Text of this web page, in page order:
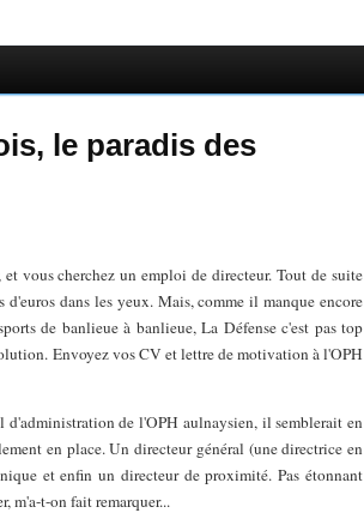
le paradis des
vous cherchez un emploi de directeur. Tout de suite
dans les yeux. Mais, comme il manque encore
de banlieue à banlieue, La Défense c'est pas top
Envoyez vos CV et lettre de motivation à l'OPH
d'administration de l'OPH aulnaysien, il semblerait en
en place. Un directeur général (une directrice en
et enfin un directeur de proximité. Pas étonnant
m'a-t-on fait remarquer...